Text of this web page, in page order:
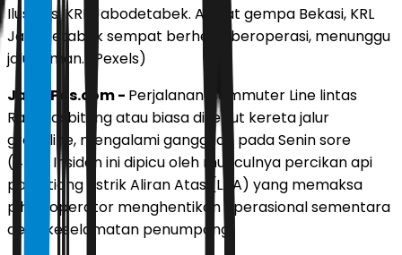
Ilustrasi KRL Jabodetabek. Akibat gempa Bekasi, KRL
Jabodetabek sempat berhenti beroperasi, menunggu
jalur aman. (Pexels)
JawaPos.com - Perjalanan Commuter Line lintas
Rangkasbitung atau biasa disebut kereta jalur
greenline, mengalami gangguan pada Senin sore
(4/5). Insiden ini dipicu oleh munculnya percikan api
pada tiang Listrik Aliran Atas (LAA) yang memaksa
pihak operator menghentikan operasional sementara
demi keselamatan penumpang.